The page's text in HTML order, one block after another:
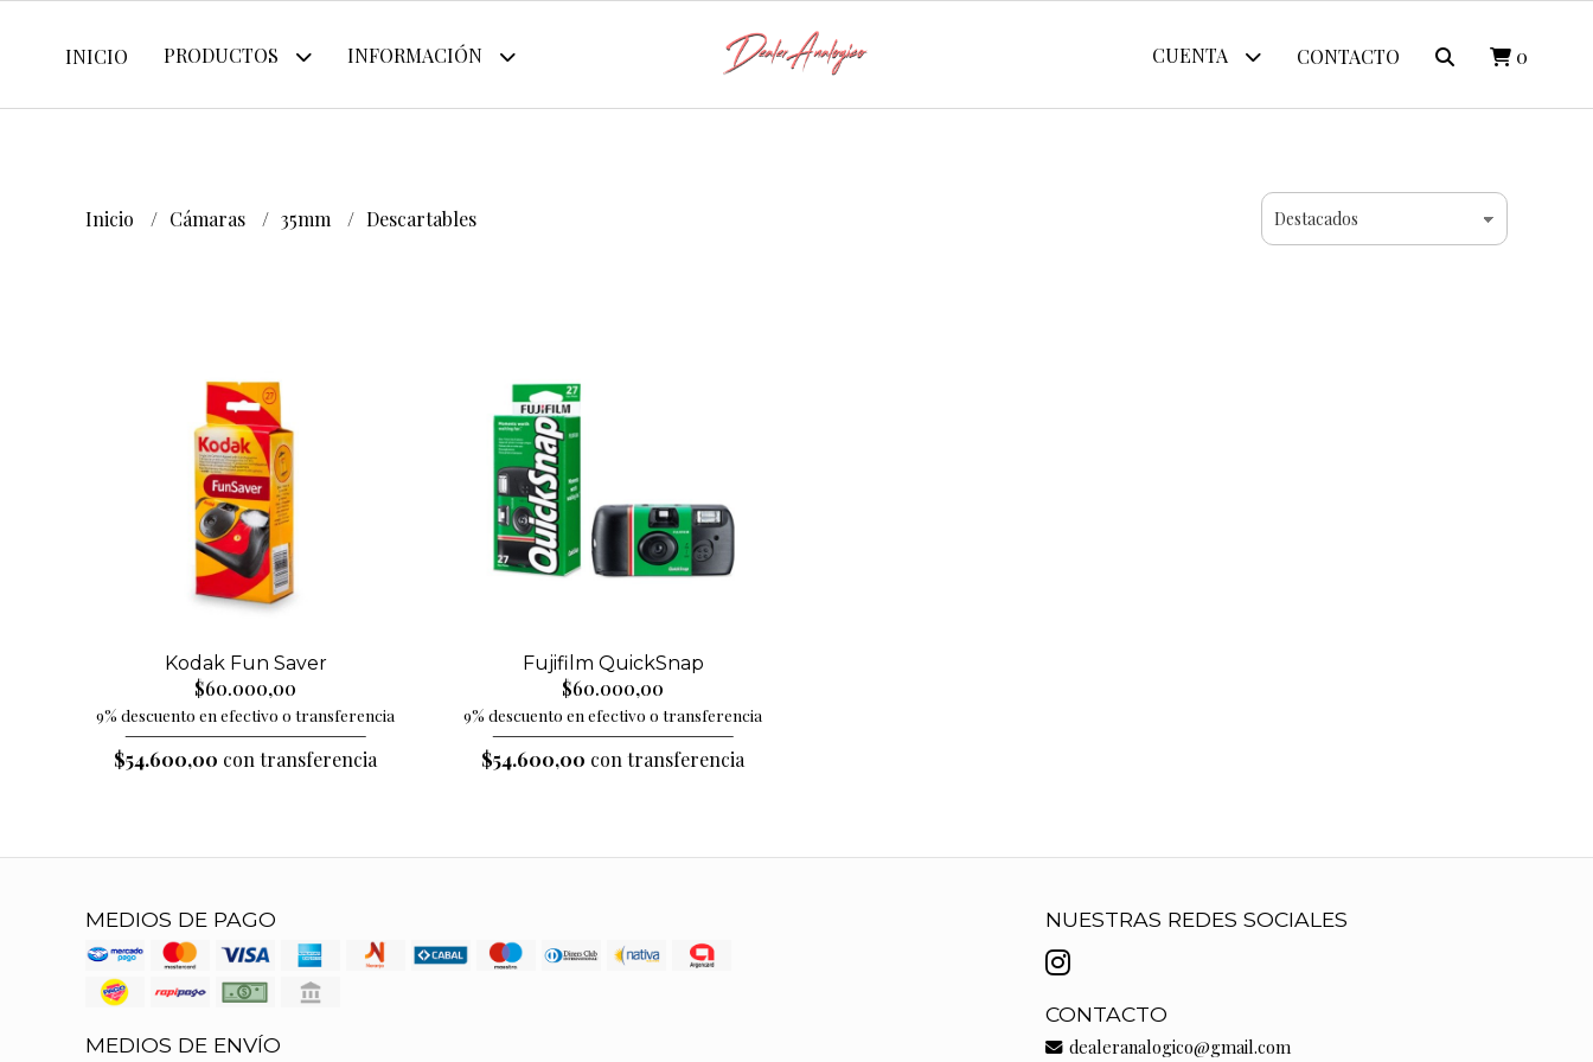
INICIO PRODUCTOS INFORMACIÓN CUENTA CONTACTO 0
Inicio Cámaras 35mm Descartables
Kodak Fun Saver
$60.000,00
9% descuento en efectivo o transferencia
$54.600,00 con transferencia
Fujifilm QuickSnap
$60.000,00
9% descuento en efectivo o transferencia
$54.600,00 con transferencia
MEDIOS DE PAGO
MEDIOS DE ENVÍO
NUESTRAS REDES SOCIALES
CONTACTO
dealeranalogico@gmail.com